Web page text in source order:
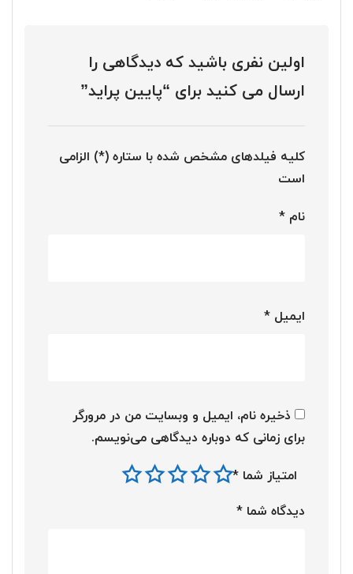
اولین نفری باشید که دیدگاهی را
ارسال می کنید برای “پایین پراید”
کلیه فیلدهای مشخص شده با ستاره (*) الزامی
است
نام *
ایمیل *
ذخیره نام، ایمیل و وبسایت من در مرورگر
برای زمانی که دوباره دیدگاهی می‌نویسم.
امتیاز شما *
دیدگاه شما *